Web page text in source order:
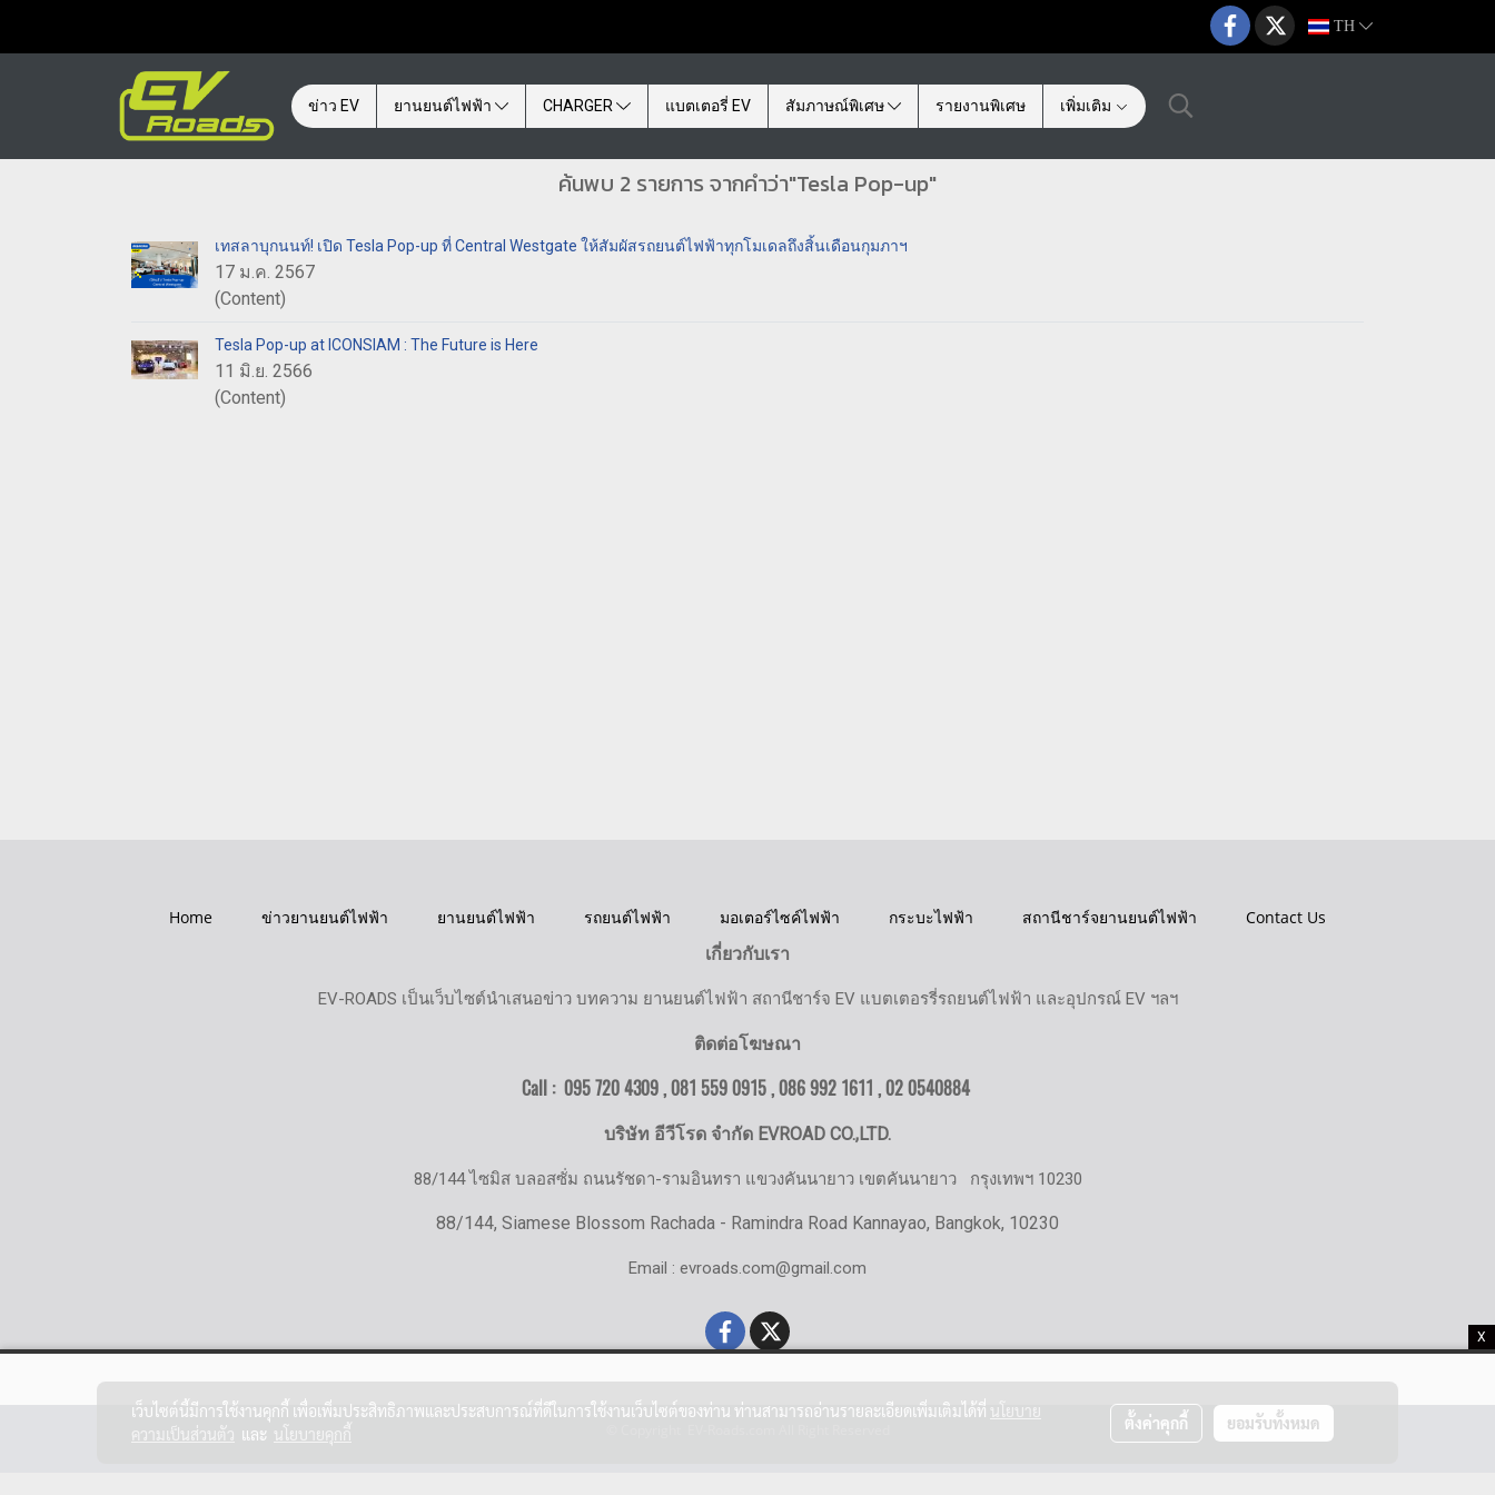
X
TH
ข่าว EV ยานยนต์ไฟฟ้า CHARGER แบตเตอรี่ EV สัมภาษณ์พิเศษ รายงานพิเศษ เพิ่มเติม
ค้นพบ 2 รายการ จากคำว่า"Tesla Pop-up"
เทสลาบุกนนท์! เปิด Tesla Pop-up ที่ Central Westgate ให้สัมผัสรถยนต์ไฟฟ้าทุกโมเดลถึงสิ้นเดือนกุมภาฯ
17 ม.ค. 2567
(Content)
Tesla Pop-up at ICONSIAM : The Future is Here
11 มิ.ย. 2566
(Content)
Home ข่าวยานยนต์ไฟฟ้า ยานยนต์ไฟฟ้า รถยนต์ไฟฟ้า มอเตอร์ไซค์ไฟฟ้า กระบะไฟฟ้า สถานีชาร์จยานยนต์ไฟฟ้า
Contact Us
เกี่ยวกับเรา
EV-ROADS เป็นเว็บไซต์นำเสนอข่าว บทความ ยานยนต์ไฟฟ้า สถานีชาร์จ EV แบตเตอรรี่รถยนต์ไฟฟ้า และอุปกรณ์ EV ฯลฯ
ติดต่อโฆษณา
Call : 095 720 4309 , 081 559 0915 , 086 992 1611 ,02 0540884
บริษัท อีวีโรด จำกัด EVROAD CO.,LTD.
88/144 ไซมิส บลอสซั่ม ถนนรัชดา-รามอินทรา แขวงคันนายาว เขตคันนายาว กรุงเทพฯ 10230
88/144, Siamese Blossom Rachada - Ramindra Road Kannayao, Bangkok, 10230
Email : evroads.com@gmail.com
เว็บไซต์นี้มีการใช้งานคุกกี้ เพื่อเพิ่มประสิทธิภาพและประสบการณ์ที่ดีในการใช้งานเว็บไซต์ของท่าน ท่านสามารถอ่านรายละเอียดเพิ่มเติมได้ที่ นโยบาย
ความเป็นส่วนตัว และ นโยบายคุกกี้
ตั้งค่าคุกกี้ ยอมรับทั้งหมด